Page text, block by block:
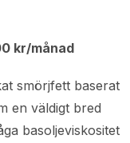
kr/månad
smörjfett baserat
en väldigt bred
basoljeviskositet